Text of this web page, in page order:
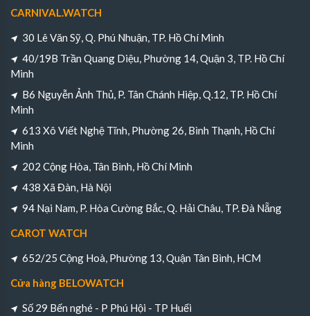
CARNIVAL.WATCH
30 Lê Văn Sỹ, Q. Phú Nhuận, TP. Hồ Chí Minh
40/19B Trần Quang Diệu, Phường 14, Quận 3, TP. Hồ Chí
Minh
B6 Nguyễn Ảnh Thủ, P. Tân Chánh Hiệp, Q.12, TP. Hồ Chí
Minh
613 Xô Viết Nghệ Tĩnh, Phường 26, Bình Thạnh, Hồ Chí
Minh
202 Cộng Hòa, Tân Bình, Hồ Chí Minh
438 Xã Đàn, Hà Nội
94 Nại Nam, P. Hòa Cường Bắc, Q. Hải Châu, TP. Đà Nẵng
CAROT WATCH
652/25 Cộng Hoà, Phường 13, Quận Tân Bình, HCM
Cửa hàng BELOWATCH
Số 29 Bến nghé - P Phú Hội - TP Huếi